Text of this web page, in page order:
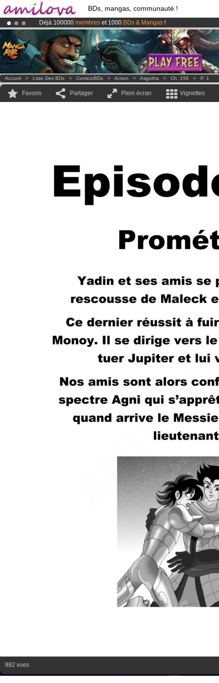
BDs, mangas, communauté !
Déjà 100000 membres et 1000 BDs & Mangas !
LeKickstarter Amilova est désormais lancé!.
Abonnement premium: à partir de
3.95 eurospar mois !Clique ici
Accueil > Liste Des BDs > Comics/BDs > Action > Asgotha > Ch. 156 > P. 1
Favoris Partager Plein écran Vignettes
982 vues